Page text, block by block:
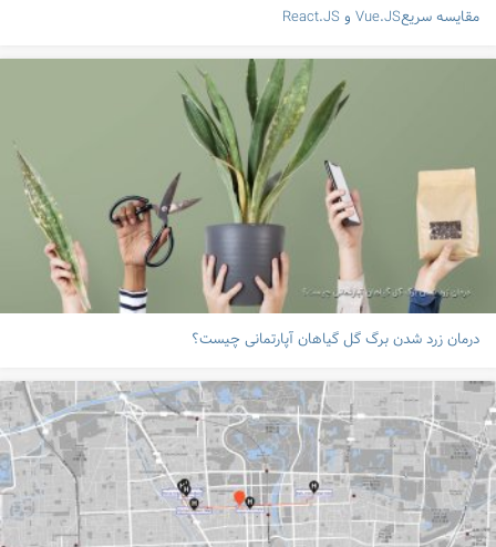
مقایسه سریعVue.JS و React.JS
درمان زرد شدن برگ گل گیاهان آپارتمانی چیست؟